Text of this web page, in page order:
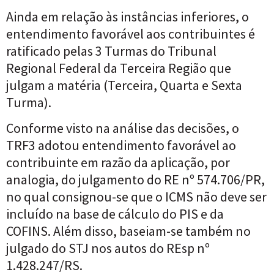
Ainda em relação às instâncias inferiores, o
entendimento favorável aos contribuintes é
ratificado pelas 3 Turmas do Tribunal
Regional Federal da Terceira Região que
julgam a matéria (Terceira, Quarta e Sexta
Turma).
Conforme visto na análise das decisões, o
TRF3 adotou entendimento favorável ao
contribuinte em razão da aplicação, por
analogia, do julgamento do RE nº 574.706/PR,
no qual consignou-se que o ICMS não deve ser
incluído na base de cálculo do PIS e da
COFINS. Além disso, baseiam-se também no
julgado do STJ nos autos do REsp nº
1.428.247/RS.